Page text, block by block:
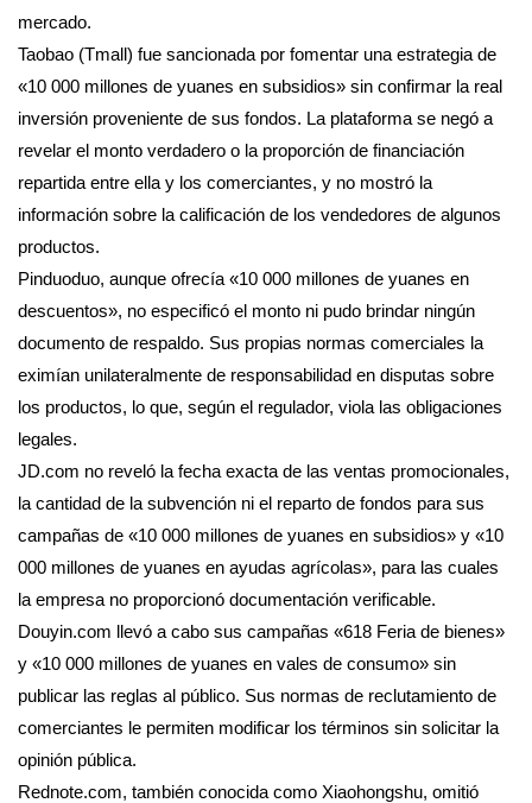
mercado.
Taobao (Tmall) fue sancionada por fomentar una estrategia de
«10 000 millones de yuanes en subsidios» sin confirmar la real
inversión proveniente de sus fondos. La plataforma se negó a
revelar el monto verdadero o la proporción de financiación
repartida entre ella y los comerciantes, y no mostró la
información sobre la calificación de los vendedores de algunos
productos.
Pinduoduo, aunque ofrecía «10 000 millones de yuanes en
descuentos», no especificó el monto ni pudo brindar ningún
documento de respaldo. Sus propias normas comerciales la
eximían unilateralmente de responsabilidad en disputas sobre
los productos, lo que, según el regulador, viola las obligaciones
legales.
JD.com no reveló la fecha exacta de las ventas promocionales,
la cantidad de la subvención ni el reparto de fondos para sus
campañas de «10 000 millones de yuanes en subsidios» y «10
000 millones de yuanes en ayudas agrícolas», para las cuales
la empresa no proporcionó documentación verificable.
Douyin.com llevó a cabo sus campañas «618 Feria de bienes»
y «10 000 millones de yuanes en vales de consumo» sin
publicar las reglas al público. Sus normas de reclutamiento de
comerciantes le permiten modificar los términos sin solicitar la
opinión pública.
Rednote.com, también conocida como Xiaohongshu, omitió